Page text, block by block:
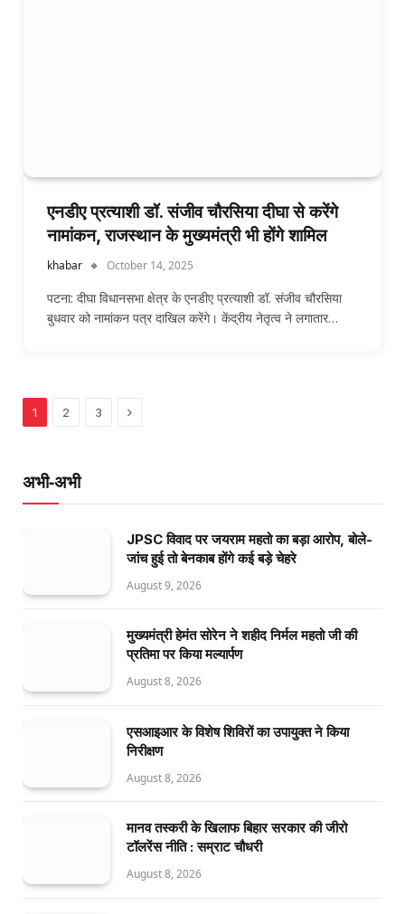
एनडीए प्रत्याशी डॉ. संजीव चौरसिया दीघा से करेंगे
नामांकन, राजस्थान के मुख्यमंत्री भी होंगे शामिल
khabar October 14, 2025
पटना: दीघा विधानसभा क्षेत्र के एनडीए प्रत्याशी डॉ. संजीव चौरसिया
बुधवार को नामांकन पत्र दाखिल करेंगे। केंद्रीय नेतृत्व ने लगातार…
1 2 3 Next
अभी-अभी
JPSC विवाद पर जयराम महतो का बड़ा आरोप, बोले-
जांच हुई तो बेनकाब होंगे कई बड़े चेहरे
August 9, 2026
मुख्यमंत्री हेमंत सोरेन ने शहीद निर्मल महतो जी की
प्रतिमा पर किया मल्यार्पण
August 8, 2026
एसआइआर के विशेष शिविरों का उपायुक्त ने किया
निरीक्षण
August 8, 2026
मानव तस्करी के खिलाफ बिहार सरकार की जीरो
टॉलरेंस नीति : सम्राट चौधरी
August 8, 2026